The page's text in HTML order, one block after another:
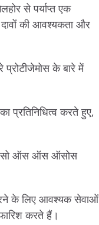
से पर्याप्त एक
की आवश्यकता और
के बारे में
प्रतिनिधित्व करते हुए,
सो ऑस ऑस ऑसोस
के लिए आवश्यक सेवाओं
करते हैं।